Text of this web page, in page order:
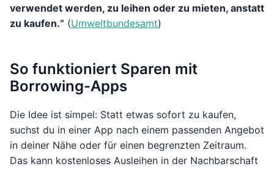
verwendet werden, zu leihen oder zu mieten, anstatt
zu kaufen.“ (Umweltbundesamt)
So funktioniert Sparen mit
Borrowing-Apps
Die Idee ist simpel: Statt etwas sofort zu kaufen,
suchst du in einer App nach einem passenden Angebot
in deiner Nähe oder für einen begrenzten Zeitraum.
Das kann kostenloses Ausleihen in der Nachbarschaft